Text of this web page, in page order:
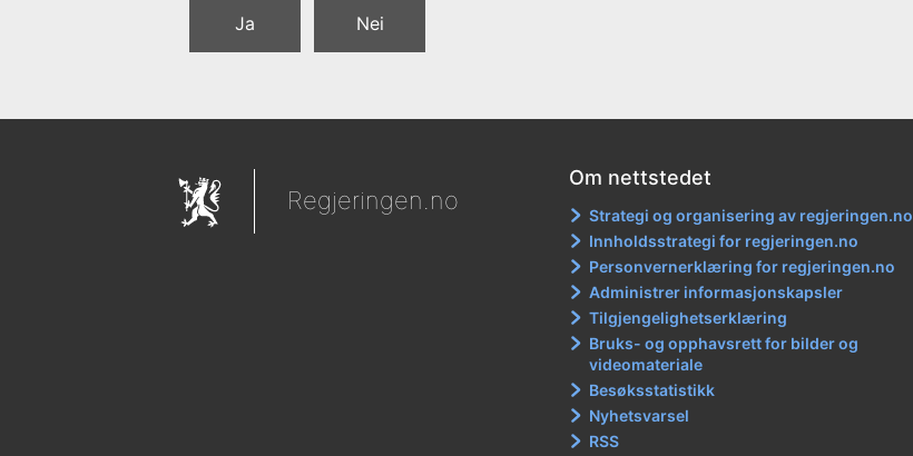
Ja Nei
Regjeringen.no
Om nettstedet
Strategi og organisering av regjeringen.no
Innholdsstrategi for regjeringen.no
Personvernerklæring for regjeringen.no
Administrer informasjonskapsler
Tilgjengelighetserklæring
Bruks- og opphavsrett for bilder og
videomateriale
Besøksstatistikk
Nyhetsvarsel
RSS